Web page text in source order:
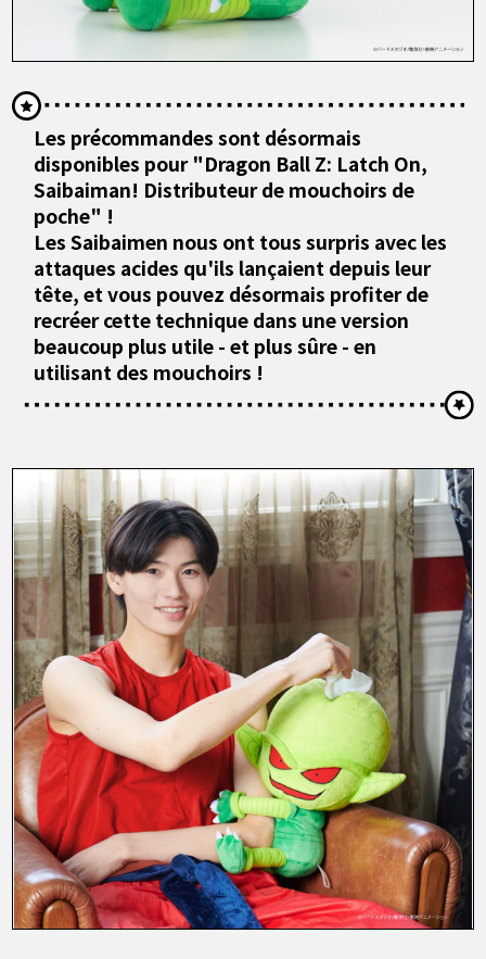
Les précommandes sont désormais
disponibles pour "Dragon Ball Z: Latch On,
Saibaiman! Distributeur de mouchoirs de
poche" !
Les Saibaimen nous ont tous surpris avec les
attaques acides qu'ils lançaient depuis leur
tête, et vous pouvez désormais profiter de
recréer cette technique dans une version
beaucoup plus utile - et plus sûre - en
utilisant des mouchoirs !